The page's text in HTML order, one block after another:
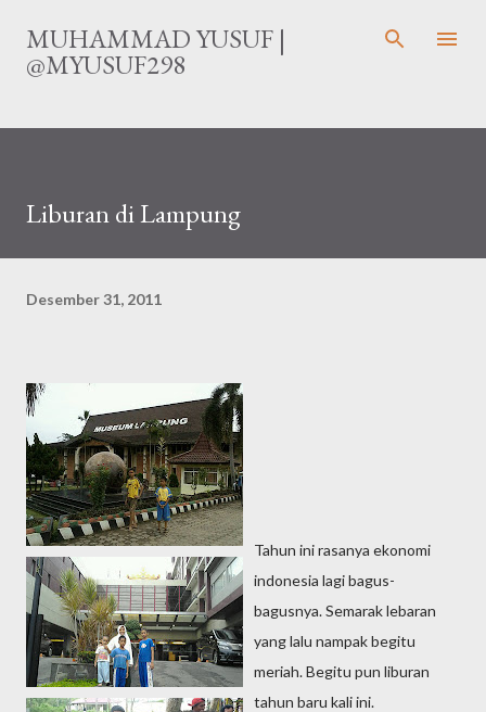
Langsung ke konten utama
MUHAMMAD YUSUF |
@MYUSUF298
Liburan di Lampung
Desember 31, 2011
Tahun ini rasanya ekonomi
indonesia lagi bagus-
bagusnya. Semarak lebaran
yang lalu nampak begitu
meriah. Begitu pun liburan
tahun baru kali ini.